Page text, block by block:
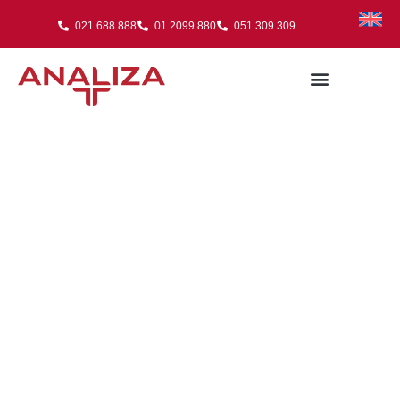
021 688 888 01 2099 880 051 309 309